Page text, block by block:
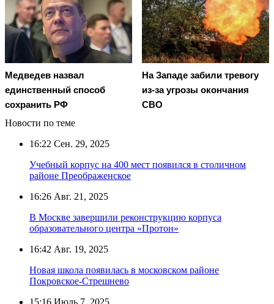
Медведев назвал
единственный способ
сохранить РФ
На Западе забили тревогу
из-за угрозы окончания
СВО
Новости по теме
16:22 Сен. 29, 2025
Учебный корпус на 400 мест появился в столичном
районе Преображенское
16:26 Авг. 21, 2025
В Москве завершили реконструкцию корпуса
образовательного центра «Протон»
16:42 Авг. 19, 2025
Новая школа появилась в московском районе
Покровское-Стрешнево
15:16 Июль 7, 2025